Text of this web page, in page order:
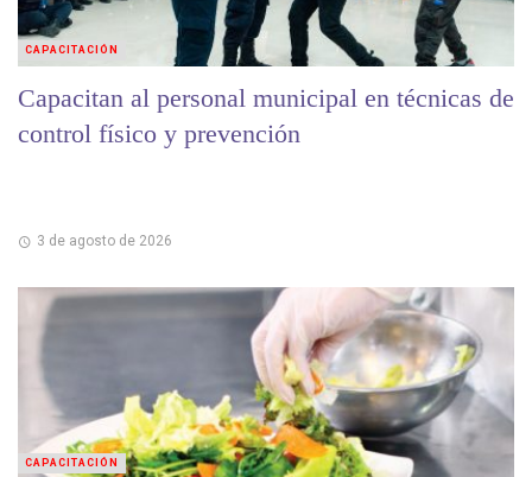
Capacitan al personal municipal en técnicas de
control físico y prevención
3 de agosto de 2026
CAPACITACIÓN
CAPACITACIÓN